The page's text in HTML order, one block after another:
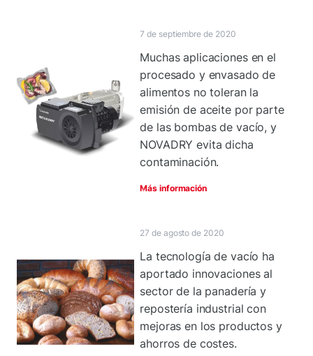
7 de septiembre de 2020
Muchas aplicaciones en el
procesado y envasado de
alimentos no toleran la
emisión de aceite por parte
de las bombas de vacío, y
NOVADRY evita dicha
contaminación.
Más información
27 de agosto de 2020
La tecnología de vacío ha
aportado innovaciones al
sector de la panadería y
repostería industrial con
mejoras en los productos y
ahorros de costes.